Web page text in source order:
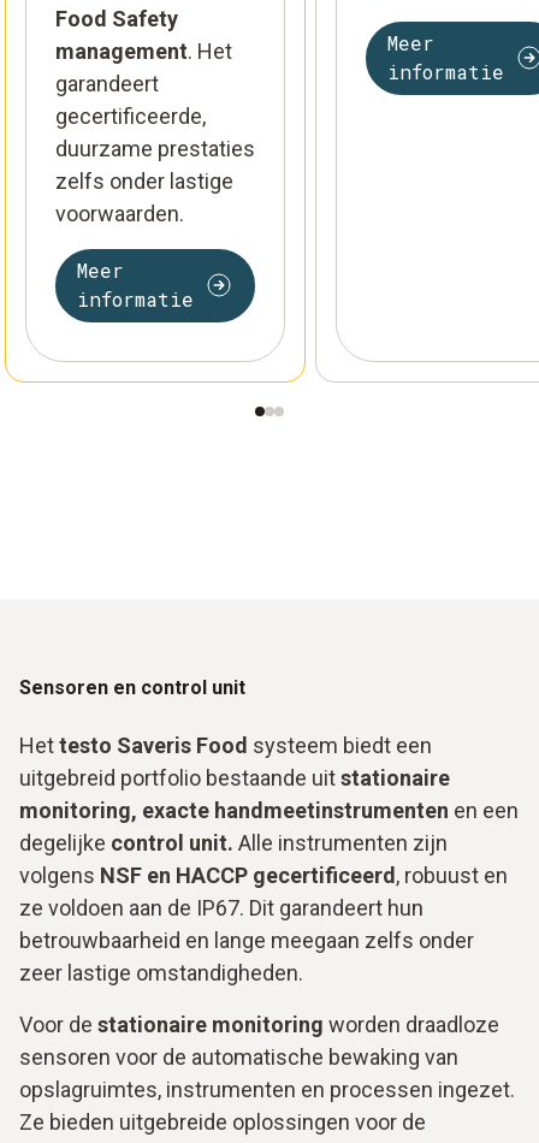
Food Safety
management. Het
garandeert
gecertificeerde,
duurzame prestaties
zelfs onder lastige
voorwaarden.
Meer
informatie
Meer
informatie
Sensoren en control unit
Hettesto Saveris Food systeem biedt een
uitgebreid portfolio bestaande uitstationaire
monitoring, exacte handmeetinstrumenten en een
degelijke control unit. Alle instrumenten zijn
volgens NSF en HACCP gecertificeerd , robuust en
ze voldoen aan de IP67. Dit garandeert hun
betrouwbaarheid en lange meegaan zelfs onder
zeer lastige omstandigheden.
Voor de stationaire monitoring worden draadloze
sensoren voor de automatische bewaking van
opslagruimtes, instrumenten en processen ingezet.
Ze bieden uitgebreide oplossingen voor de